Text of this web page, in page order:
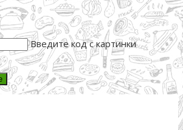
Введите код с картинки